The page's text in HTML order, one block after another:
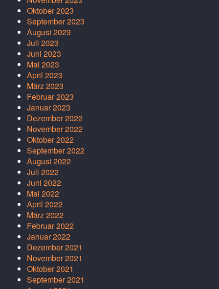
Oktober 2023
September 2023
August 2023
Juli 2023
Juni 2023
Mai 2023
April 2023
März 2023
Februar 2023
Januar 2023
Dezember 2022
November 2022
Oktober 2022
September 2022
August 2022
Juli 2022
Juni 2022
Mai 2022
April 2022
März 2022
Februar 2022
Januar 2022
Dezember 2021
November 2021
Oktober 2021
September 2021